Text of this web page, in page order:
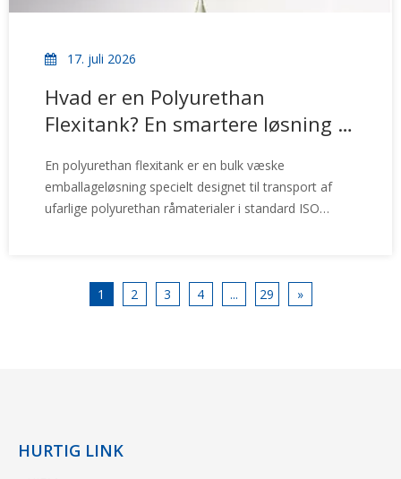
17. juli 2026
Hvad er en Polyurethan
Flexitank? En smartere løsning til
En polyurethan flexitank er en bulk væske
emballageløsning specielt designet til transport af
ufarlige polyurethan råmaterialer i standard ISO
relaterede materialer, herunder viskositet,
1 2 3 4 ... 29 »
HURTIG LINK